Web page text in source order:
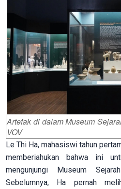
Artefak di dalam Museum
VOV
Le Thi Ha, mahasiswi tahun
memberiahukan bahwa ini
mengunjungi Museum
Sebelumnya, Ha pernah